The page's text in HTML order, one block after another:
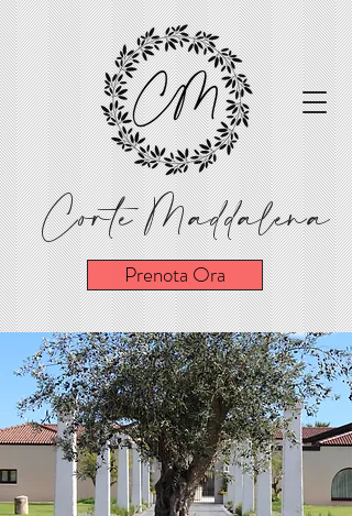
Corte Maddalena
Prenota Ora